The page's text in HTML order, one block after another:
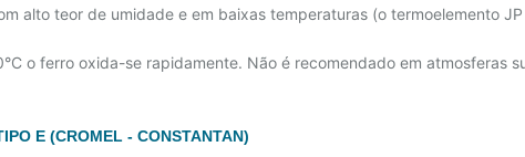
alto teor de umidade e em baixas temperaturas (o termoelemento
o ferro oxida-se rapidamente. Não é recomendado em atmosferas
E (CROMEL - CONSTANTAN)